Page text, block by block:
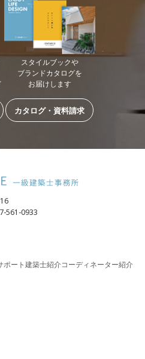
スタイルブックや
ブランドカタログを
お届けします
カタログ・資料請求
561-0933
ポート建築士紹介コーディネーター紹介